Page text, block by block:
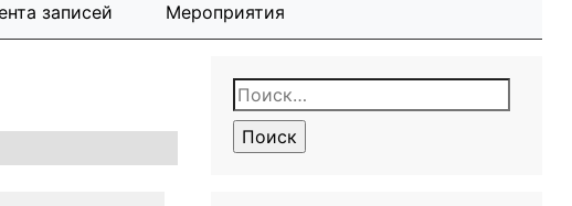
записей Мероприятия
Найти: